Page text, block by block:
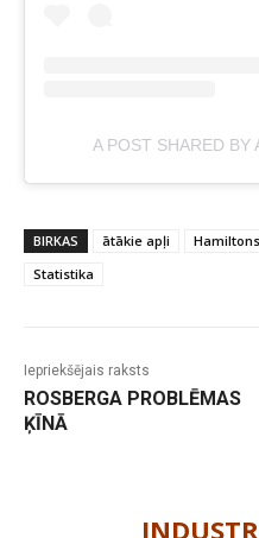
A POST SHARED BY
BIRKAS ātākie apļi Hamiltons
Statistika
Iepriekšējais raksts
ROSBERGA PROBLĒMAS
ĶĪNĀ